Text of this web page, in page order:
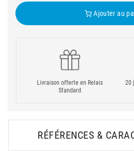
Ajouter au
Livraison offerte en Relais
Standard
20
RÉFÉRENCES &